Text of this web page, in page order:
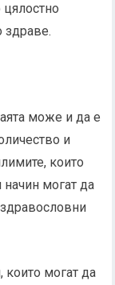
здраве.
може и да е
и
които
могат да
които могат да